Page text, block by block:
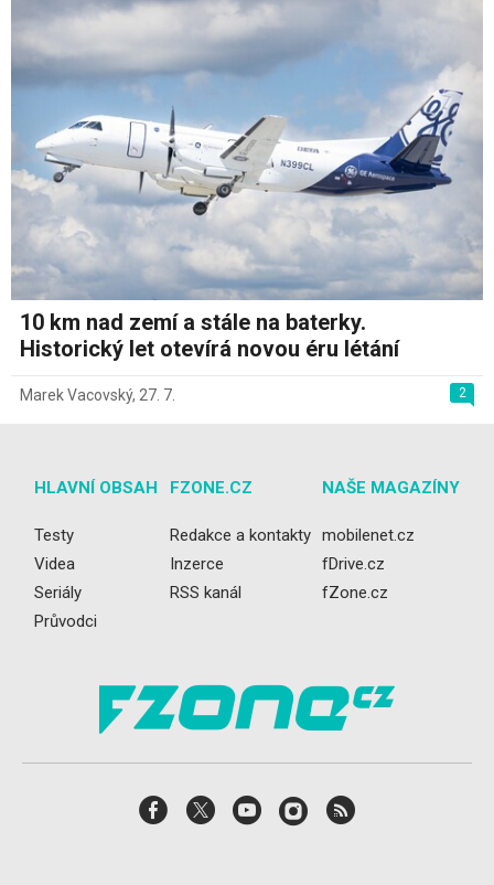
10 km nad zemí a stále na baterky.
Historický let otevírá novou éru létání
2
Marek Vacovský, 27. 7.
HLAVNÍ OBSAH
Testy
Videa
Seriály
Průvodci
FZONE.CZ
Redakce a kontakty
Inzerce
RSS kanál
NAŠE MAGAZÍNY
mobilenet.cz
fDrive.cz
fZone.cz